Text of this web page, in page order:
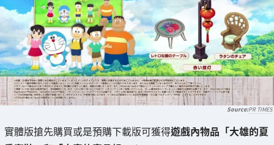
PR TIMES
實體版搶先購買或是預購下載版可獲得遊戲內物品「大雄的夏